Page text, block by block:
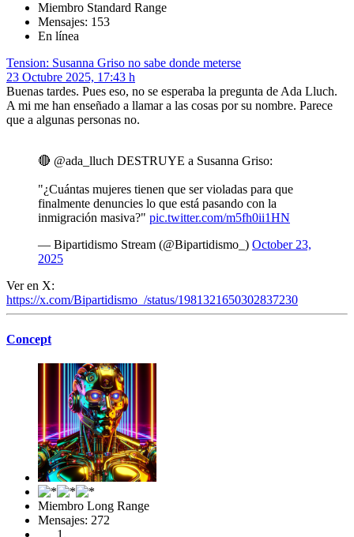
Miembro Standard Range
Mensajes: 153
En línea
Tension: Susanna Griso no sabe donde meterse
23 Octubre 2025, 17:43 h
Buenas tardes. Pues eso, no se esperaba la pregunta de Ada Lluch.
A mi me han enseñado a llamar a las cosas por su nombre. Parece
que a algunas personas no.
🔴 @ada_lluch DESTRUYE a Susanna Griso:
"¿Cuántas mujeres tienen que ser violadas para que
finalmente denuncies lo que está pasando con la
inmigración masiva?" pic.twitter.com/m5fh0ii1HN
— Bipartidismo Stream (@Bipartidismo_) October 23,
2025
Ver en X:
https://x.com/Bipartidismo_/status/1981321650302837230
Concept
Miembro Long Range
Mensajes: 272